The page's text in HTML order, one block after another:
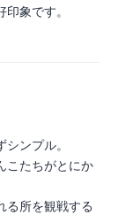
象です。
ンプル。
こたちがとにか
る所を観戦する